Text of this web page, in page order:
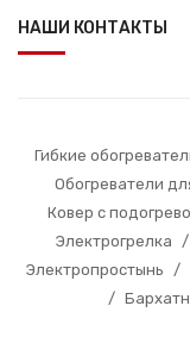
НАШИ КОНТАКТЫ
Гибкие
Обогреватели
Ковер с
Электрогрелка
/
Электропростынь
/
/